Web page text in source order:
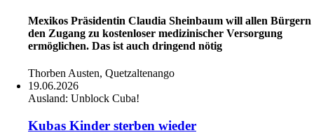
Mexikos Präsidentin Claudia Sheinbaum will allen Bürgern
den Zugang zu kostenloser medizinischer Versorgung
ermöglichen. Das ist auch dringend nötig
Thorben Austen, Quetzaltenango
19.06.2026
Ausland: Unblock Cuba!
Kubas Kinder sterben wieder